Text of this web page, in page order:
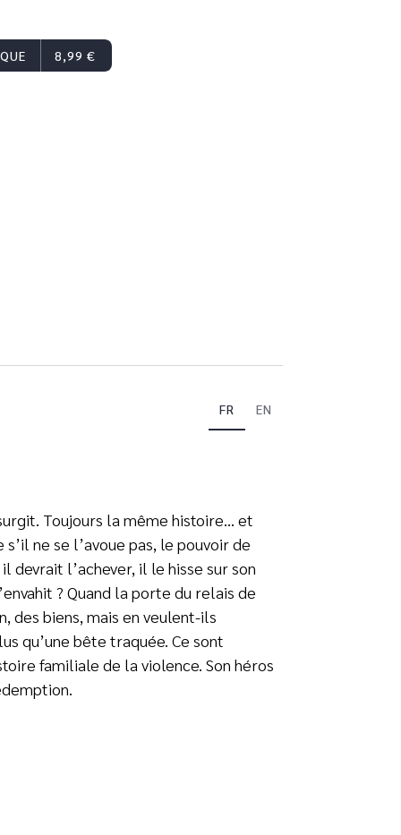
8,99 €
FR EN
Toujours la même histoire… et
ne se l’avoue pas, le pouvoir de
devrait l’achever, il le hisse sur son
? Quand la porte du relais de
des biens, mais en veulent-ils
qu’une bête traquée. Ce sont
familiale de la violence. Son héros